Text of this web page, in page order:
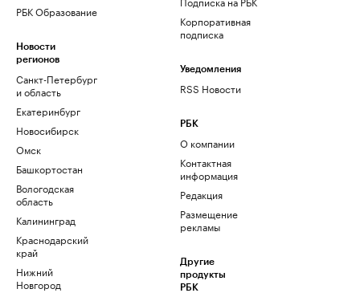
РБК Образование
Новости
регионов
Санкт-Петербург
и область
Екатеринбург
Новосибирск
Омск
Башкортостан
Вологодская
область
Калининград
Краснодарский
край
Нижний
Новгород
Корпоративная
подписка
Уведомления
RSS Новости
РБК
О компании
Контактная
информация
Редакция
Размещение
рекламы
Другие
продукты
РБК